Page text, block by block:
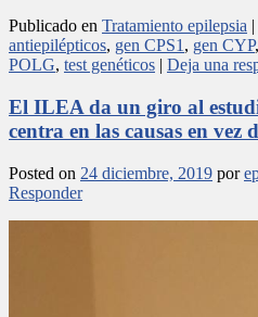
Publicado en Tratamiento epilepsia |
antiepilépticos, gen CPS1 , gen CYP,
POLG, test genéticos | Deja una
El ILEA da un giro al
centra en las causas en vez
Posted on 24 diciembre, 2019 por
Responder